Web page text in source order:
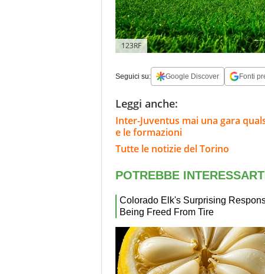
123RF
Seguici su: Google Discover Fonti
Leggi anche:
Inter-Juventus mai una gara
e le formazioni
Tutte le notizie del Torino